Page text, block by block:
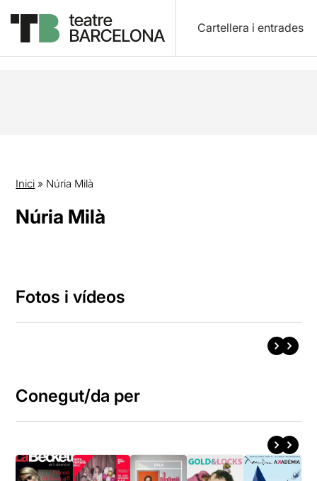
Cartellera i entrades
Inici » Núria Milà
Núria Milà
Fotos i vídeos
Conegut/da per